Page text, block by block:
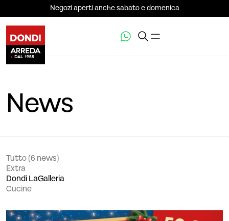
Negozi aperti anche sabato e domenica
News
Tutto (6 news)
Extra
Dondi LaGalleria
Cucine